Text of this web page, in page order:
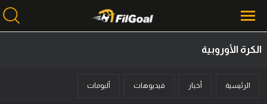
الكرة الأوروبية
الرئيسية أخبار فيديوهات ألبومات